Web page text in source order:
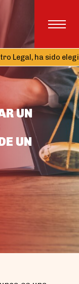
ha sido elegido
UN
UN